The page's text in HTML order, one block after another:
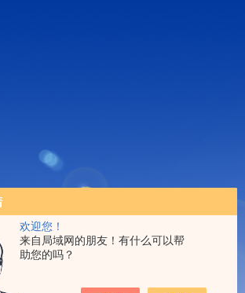
欢迎您！
来自局域网的朋友！有什么可以帮
助您的吗？